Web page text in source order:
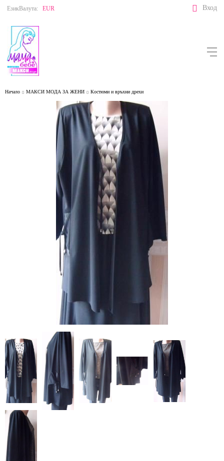
ЕзикВалута: EUR Вход
Начало МАКСИ МОДА ЗА ЖЕНИ Костюми и връхни дрехи